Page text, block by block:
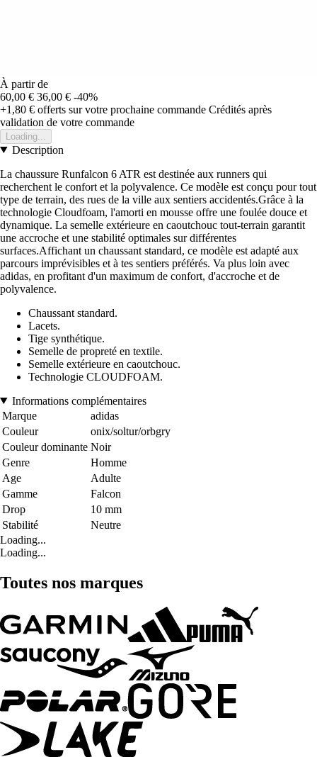
À partir de
60,00 € 36,00 € -40%
+1,80 € offerts sur votre prochaine commande Crédités après
validation de votre commande
Loading...
Description
La chaussure Runfalcon 6 ATR est destinée aux runners qui
recherchent le confort et la polyvalence. Ce modèle est conçu pour tout
type de terrain, des rues de la ville aux sentiers accidentés.Grâce à la
technologie Cloudfoam, l'amorti en mousse offre une foulée douce et
dynamique. La semelle extérieure en caoutchouc tout-terrain garantit
une accroche et une stabilité optimales sur différentes
surfaces.Affichant un chaussant standard, ce modèle est adapté aux
parcours imprévisibles et à tes sentiers préférés. Va plus loin avec
adidas, en profitant d'un maximum de confort, d'accroche et de
polyvalence.
Chaussant standard.
Lacets.
Tige synthétique.
Semelle de propreté en textile.
Semelle extérieure en caoutchouc.
Technologie CLOUDFOAM.
Informations complémentaires
Marque
adidas
Couleur
onix/soltur/orbgry
Couleur dominante Noir
Genre
Homme
Age
Adulte
Gamme
Falcon
Drop
10 mm
Stabilité
Neutre
Loading...
Loading...
Toutes nos marques